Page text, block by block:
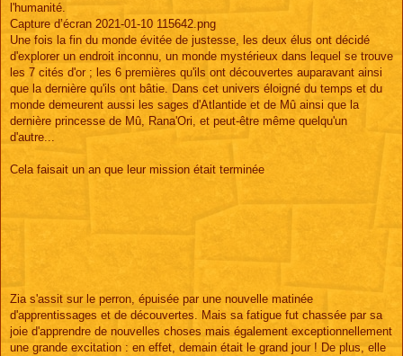
l'humanité.
Capture d’écran 2021-01-10 115642.png
Une fois la fin du monde évitée de justesse, les deux élus ont décidé
d'explorer un endroit inconnu, un monde mystérieux dans lequel se trouve
les 7 cités d'or ; les 6 premières qu'ils ont découvertes auparavant ainsi
que la dernière qu'ils ont bâtie. Dans cet univers éloigné du temps et du
monde demeurent aussi les sages d'Atlantide et de Mû ainsi que la
dernière princesse de Mû, Rana'Ori, et peut-être même quelqu'un
d'autre...
Cela faisait un an que leur mission était terminée
Zia s'assit sur le perron, épuisée par une nouvelle matinée
d'apprentissages et de découvertes. Mais sa fatigue fut chassée par sa
joie d'apprendre de nouvelles choses mais également exceptionnellement
une grande excitation : en effet, demain était le grand jour ! De plus, elle